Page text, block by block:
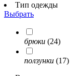
Тип одежды
Выбрать
брюки (24)
ползунки (17)